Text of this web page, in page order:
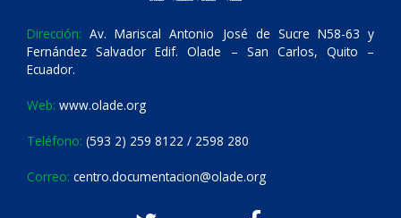
Dirección: Av. Mariscal Antonio José de Sucre N58-63 y
Fernández Salvador Edif. Olade – San Carlos, Quito –
Ecuador.
Web: www.olade.org
Teléfono: (593 2) 259 8122 / 2598 280
Correo: centro.documentacion@olade.org